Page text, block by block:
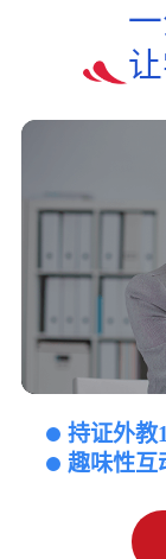
持证外教
趣味性互